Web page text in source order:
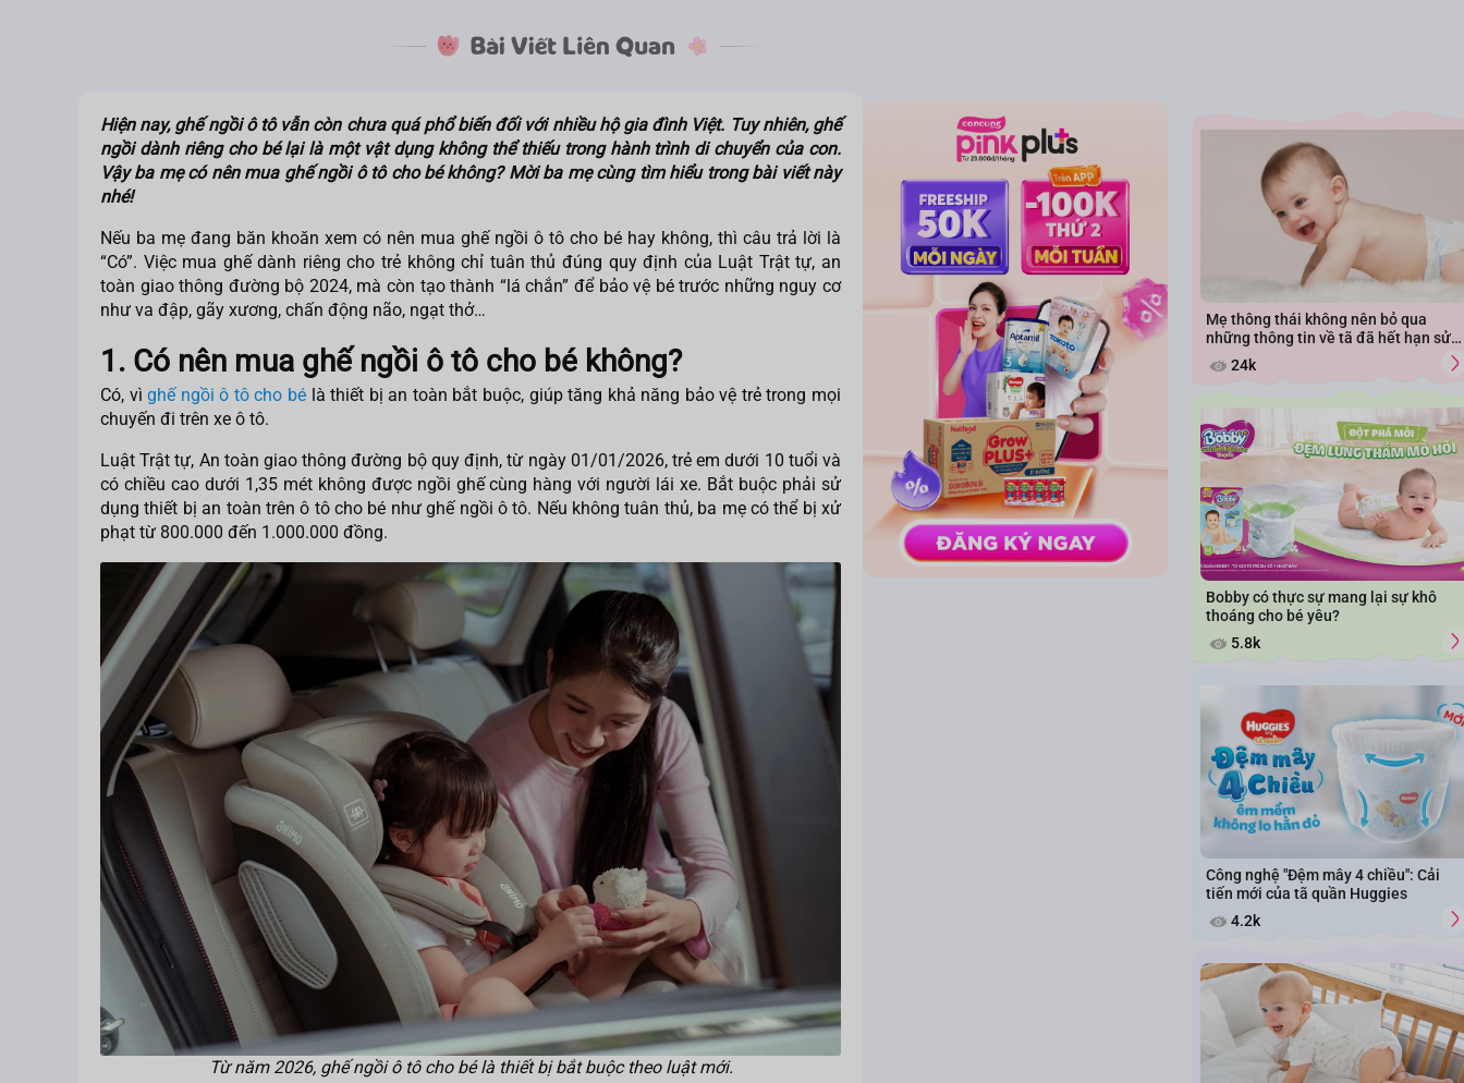
Hiện nay, ghế ngồi ô tô vẫn còn chưa quá phổ biến đối với nhiều hộ gia đình Việt. Tuy nhiên, ghế
ngồi dành riêng cho bé lại là một vật dụng không thể thiếu trong hành trình di chuyển của con.
Vậy ba mẹcó nên mua ghế ngồi ô tô cho békhông? Mời ba mẹ cùng tìm hiểu trong bài viết này
nhé!
Nếu ba mẹ đang băn khoăn xem có nên mua ghế ngồi ô tô cho bé hay không, thì câu trả lời là
“Có”. Việc mua ghế dành riêng cho trẻ không chỉ tuân thủ đúng quy định của Luật Trật tự, an
toàn giao thông đường bộ 2024, mà còn tạo thành “lá chắn” để bảo vệ bé trước những nguy cơ
như va đập, gãy xương, chấn động não, ngạt thở…
1. Có nên mua ghế ngồi ô tô cho bé không?
Có, vìghế ngồi ô tô cho bé là thiết bị an toàn bắt buộc, giúp tăng khả năng bảo vệ trẻ trong mọi
chuyến đi trên xe ô tô.
Luật Trật tự, An toàn giao thông đường bộ quy định, từ ngày 01/01/2026, trẻ em dưới 10 tuổi và
có chiều cao dưới 1,35 mét không được ngồi ghế cùng hàng với người lái xe. Bắt buộc phải sử
dụng thiết bị an toàn trên ô tô cho bé như ghế ngồi ô tô. Nếu không tuân thủ, ba mẹ có thể bị xử
phạt từ 800.000 đến 1.000.000 đồng.
Từ năm 2026, ghế ngồi ô tô cho bé là thiết bị bắt buộc theo luật mới.
Mẹ thông thái không nên bỏ qua
những thông tin về tã đã hết hạn sử
dụng24k
Bobby có thực sự mang lại sự khô
thoáng cho bé yêu?
5.8k
Công nghệ "Đệm mây 4 chiều": Cải
tiến mới của tã quần Huggies
4.2k